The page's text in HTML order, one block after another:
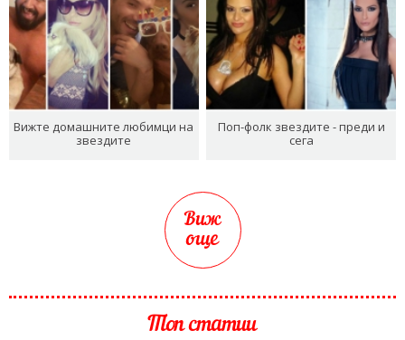
Вижте домашните любимци на
звездите
Поп-фолк звездите - преди и
сега
Виж
още
Топ статии